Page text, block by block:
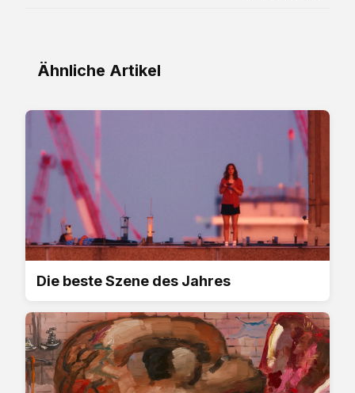
Ähnliche Artikel
Die beste Szene des Jahres